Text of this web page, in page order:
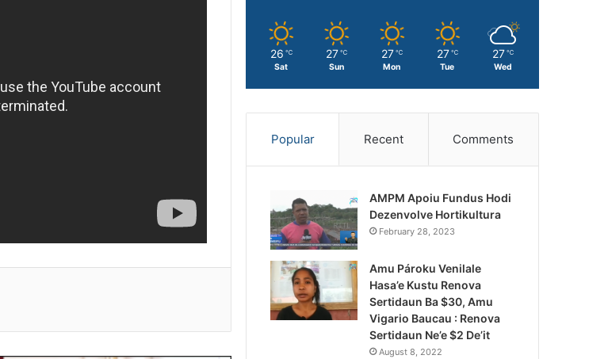
26 ℃
Sat
27 ℃
Sun
27 ℃
Mon
27 ℃
Tue
27 ℃
Wed
Popular Recent Comments
AMPM Apoiu Fundus Hodi
Dezenvolve Hortikultura
February 28, 2023
Amu Pároku Venilale
Hasa’e Kustu Renova
Sertidaun Ba $30, Amu
Vigario Baucau : Renova
Sertidaun Ne’e $2 De’it
August 8, 2022